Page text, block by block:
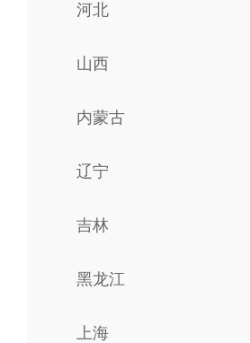
河北
山西
内蒙古
辽宁
吉林
黑龙江
上海